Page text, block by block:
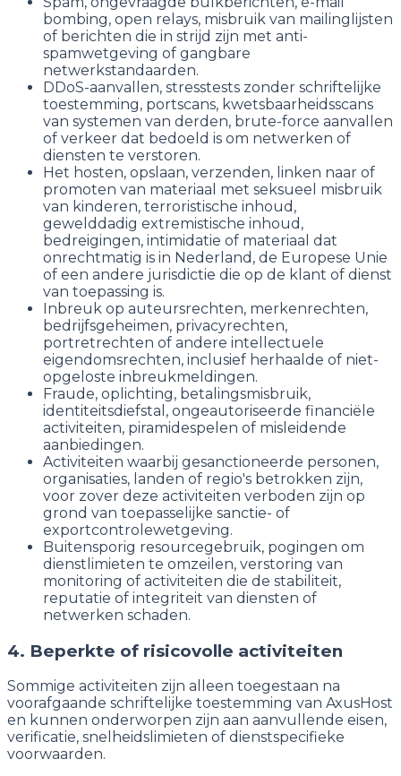
bombing, open relays, misbruik van mailinglijsten
of berichten die in strijd zijn met anti-
spamwetgeving of gangbare
netwerkstandaarden.
DDoS-aanvallen, stresstests zonder schriftelijke
toestemming, portscans, kwetsbaarheidsscans
van systemen van derden, brute-force aanvallen
of verkeer dat bedoeld is om netwerken of
diensten te verstoren.
Het hosten, opslaan, verzenden, linken naar of
promoten van materiaal met seksueel misbruik
van kinderen, terroristische inhoud,
gewelddadig extremistische inhoud,
bedreigingen, intimidatie of materiaal dat
onrechtmatig is in Nederland, de Europese Unie
of een andere jurisdictie die op de klant of dienst
van toepassing is.
Inbreuk op auteursrechten, merkenrechten,
bedrijfsgeheimen, privacyrechten,
portretrechten of andere intellectuele
eigendomsrechten, inclusief herhaalde of niet-
opgeloste inbreukmeldingen.
Fraude, oplichting, betalingsmisbruik,
identiteitsdiefstal, ongeautoriseerde financiële
activiteiten, piramidespelen of misleidende
aanbiedingen.
Activiteiten waarbij gesanctioneerde personen,
organisaties, landen of regio's betrokken zijn,
voor zover deze activiteiten verboden zijn op
grond van toepasselijke sanctie- of
exportcontrolewetgeving.
Buitensporig resourcegebruik, pogingen om
dienstlimieten te omzeilen, verstoring van
monitoring of activiteiten die de stabiliteit,
reputatie of integriteit van diensten of
netwerken schaden.
4. Beperkte of risicovolle activiteiten
Sommige activiteiten zijn alleen toegestaan na
voorafgaande schriftelijke toestemming van AxusHost
en kunnen onderworpen zijn aan aanvullende eisen,
verificatie, snelheidslimieten of dienstspecifieke
voorwaarden.